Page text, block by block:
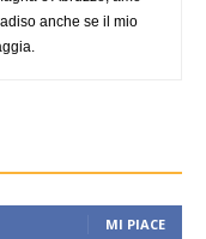
anche se il mio
MI PIACE